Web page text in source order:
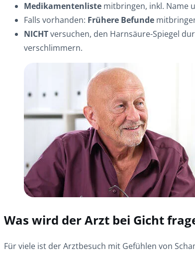
Medikamentenliste mitbringen, inkl. Name
Falls vorhanden: Frühere Befunde
NICHTversuchen, den Harnsäure-Spiegel
verschlimmern.
Was wird der Arzt bei Gicht
Für viele ist der Arztbesuch mit Gefühlen von